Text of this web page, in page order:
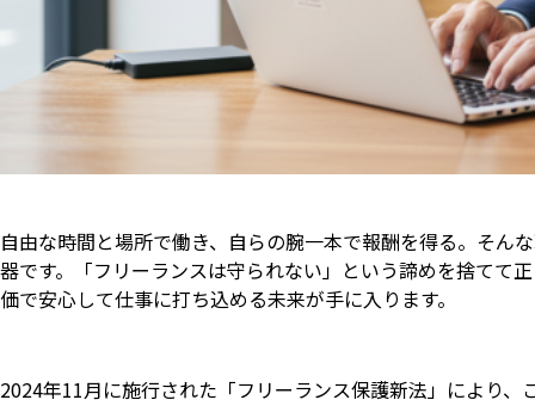
自由な時間と場所で働き、自らの腕一本で報酬を得る。そん
器です。「フリーランスは守られない」という諦めを捨てて
価で安心して仕事に打ち込める未来が手に入ります。
2024年11月に施行された「フリーランス保護新法」により